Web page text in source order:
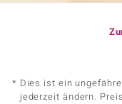
* Dies ist ein
jederzeit ändern.